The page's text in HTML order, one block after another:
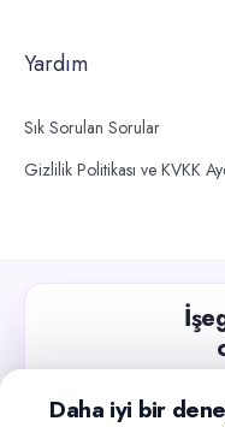
Yardım
Sık Sorulan Sorular
Gizlilik Politikası ve KVKK
Güncel iş
Daha iyi bir